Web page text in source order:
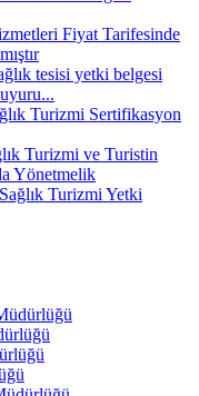
Fiyat Tarifesinde
tesisi yetki belgesi
Turizmi Sertifikasyon
Turizmi ve Turistin
Yönetmelik
Turizmi Yetki